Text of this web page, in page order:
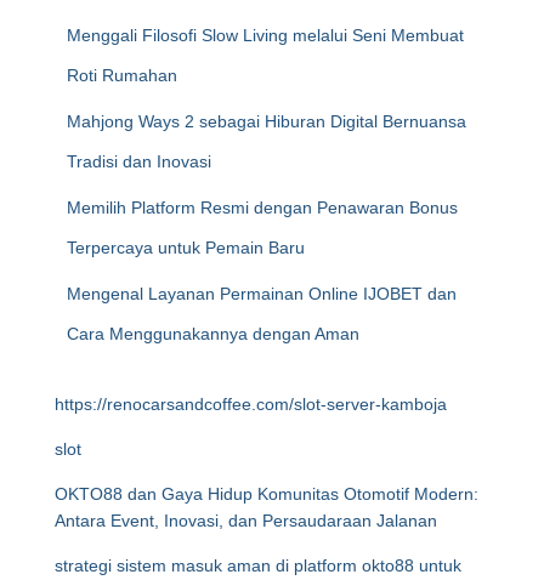
Menggali Filosofi Slow Living melalui Seni Membuat
Roti Rumahan
Mahjong Ways 2 sebagai Hiburan Digital Bernuansa
Tradisi dan Inovasi
Memilih Platform Resmi dengan Penawaran Bonus
Terpercaya untuk Pemain Baru
Mengenal Layanan Permainan Online IJOBET dan
Cara Menggunakannya dengan Aman
https://renocarsandcoffee.com/slot-server-kamboja
slot
OKTO88 dan Gaya Hidup Komunitas Otomotif Modern:
Antara Event, Inovasi, dan Persaudaraan Jalanan
strategi sistem masuk aman di platform okto88 untuk